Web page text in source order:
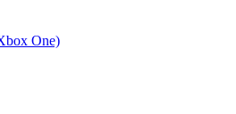
One)